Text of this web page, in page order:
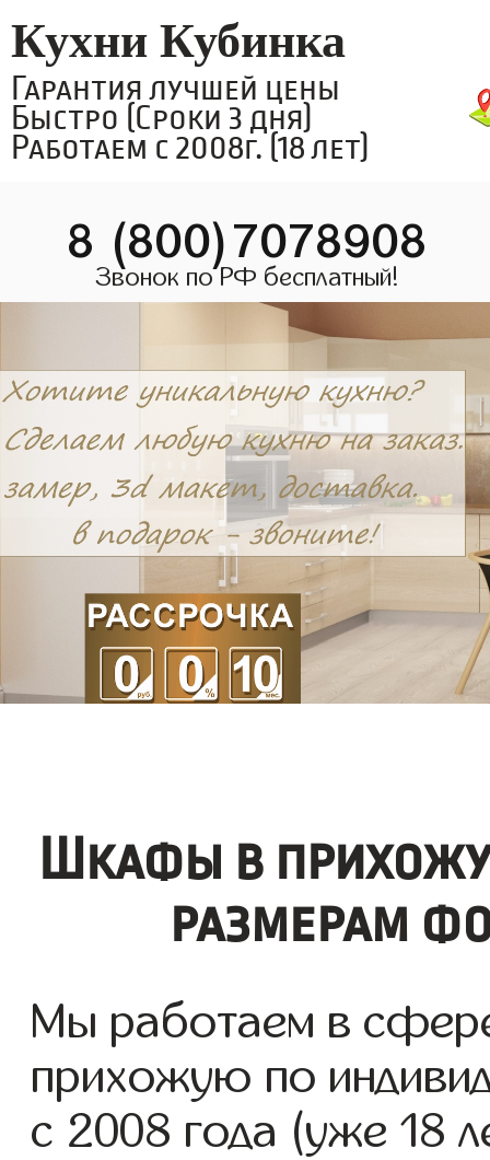
Кухни Кубинка
Гарантия лучшей цены
Быстро (Сроки 3 дня)
Работаем с 2008г. (18 лет)
8 (800)7078908
Звонок по РФ бесплатный!
Шкафы в
размерам
Мы работаем в
прихожую по
с 2008 года (уже 18